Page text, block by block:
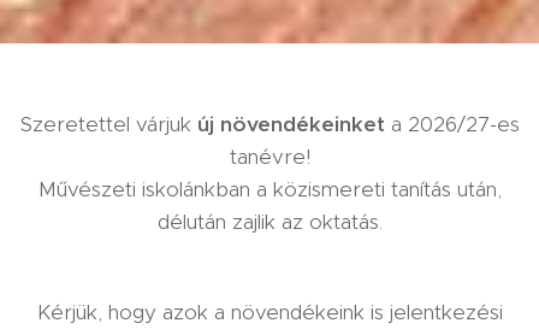
Szeretettel várjuk új növendékeinket a 2026/27-es
tanévre!
Művészeti iskolánkban a közismereti tanítás után,
délután zajlik az oktatás.
Kérjük, hogy azok a növendékeink is jelentkezési